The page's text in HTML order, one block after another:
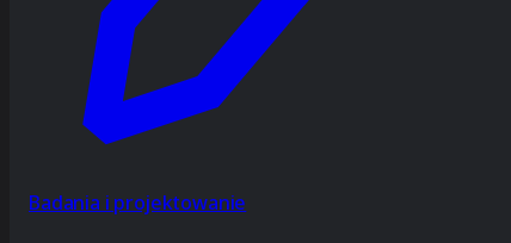
Badania i projektowanie